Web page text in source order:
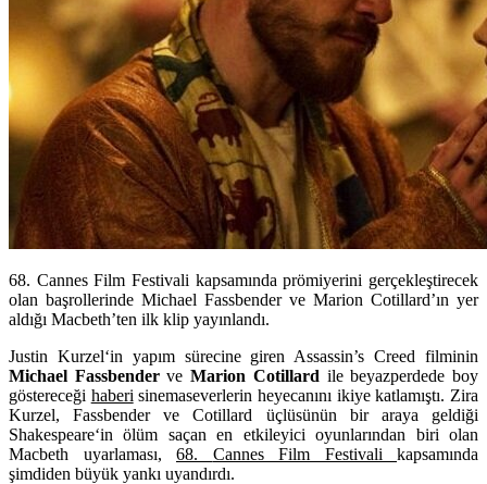
68. Cannes Film Festivali kapsamında prömiyerini gerçekleştirecek
olan başrollerinde Michael Fassbender ve Marion Cotillard’ın yer
aldığı Macbeth’ten ilk klip yayınlandı.
Justin Kurzel‘in yapım sürecine giren Assassin’s Creedfilminin
Michael FassbenderveMarion Cotillard ile beyazperdede boy
göstereceği haberi sinemaseverlerin heyecanını ikiye katlamıştı. Zira
Kurzel, Fassbender ve Cotillard üçlüsünün bir araya geldiği
Shakespeare‘in ölüm saçan en etkileyici oyunlarından biri olan
Macbeth uyarlaması, 68. Cannes Film Festivali kapsamında
şimdiden büyük yankı uyandırdı.